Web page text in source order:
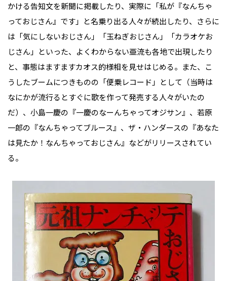
かける告知文を新聞に掲載したり、実際に「私が『なんちゃ
っておじさん』です」と名乗り出る人々が続出したり、さらに
は「気にしないおじさん」「玉ねぎおじさん」「カラオケお
じさん」といった、よくわからない亜流も各地で出現したり
と、事態はますますカオス的様相を見せはじめる。また、こ
うしたブームにつきものの「便乗レコード」として（当時は
なにかが流行るとすぐに歌を作って発売する人々がいたの
だ）、小島一慶の『一慶のなーんちゃってオジサン』、若原
一郎の『なんちゃってブルース』、ザ・ハンダースの『あなた
は見たか！なんちゃっておじさん』などがリリースされてい
る。